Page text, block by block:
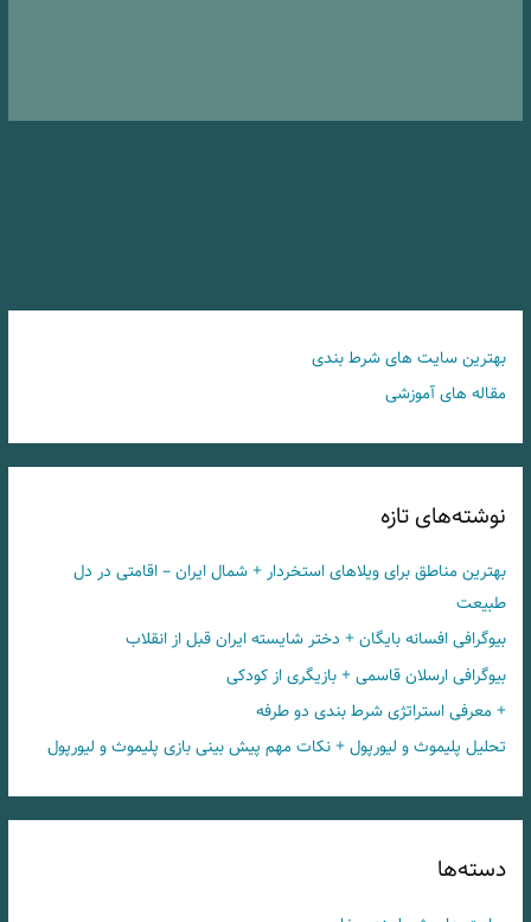
بهترین سایت های شرط بندی
مقاله های آموزشی
نوشته‌های تازه
بهترین مناطق برای ویلاهای استخردار + شمال ایران – اقامتی در دل
طبیعت
بیوگرافی افسانه بایگان + دختر شایسته ایران قبل از انقلاب
بیوگرافی ارسلان قاسمی + بازیگری از کودکی
+ معرفی استراتژی شرط بندی دو طرفه
تحلیل پلیموث و لیورپول + نکات مهم پیش بینی بازی پلیموث و لیورپول
دسته‌ها